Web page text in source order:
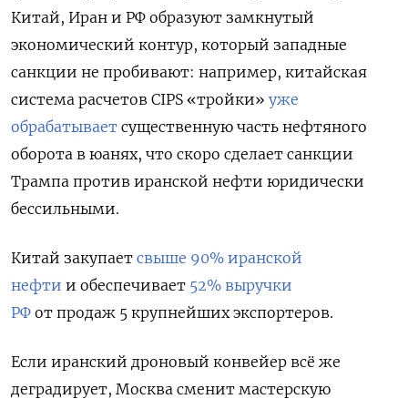
Китай, Иран и РФ образуют замкнутый
экономический контур, который западные
санкции не пробивают: например, китайская
система расчетов CIPS «тройки» уже
обрабатывает существенную часть нефтяного
оборота в юанях, что скоро сделает санкции
Трампа против иранской нефти юридически
бессильными.
Китай закупает свыше 90% иранской
нефти и обеспечивает 52% выручки
РФ от продаж 5 крупнейших экспортеров.
Если иранский дроновый конвейер всё же
деградирует, Москва сменит мастерскую